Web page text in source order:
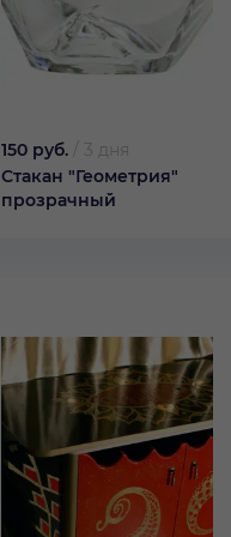
150 руб.
3 дня
Стакан "Геометрия"
прозрачный